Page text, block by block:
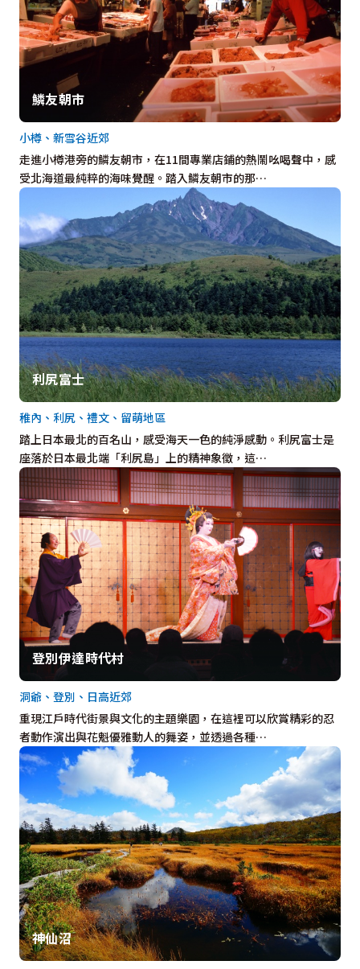
鱗友朝市
走進小樽港旁的鱗友朝市，在11間專業店鋪的熱鬧吆喝聲中，感
受北海道最純粹的海味覺醒。踏入鱗友朝市的那…
小樽、新雪谷近郊
利尻富士
踏上日本最北的百名山，感受海天一色的純淨感動。利尻富士是
座落於日本最北端「利尻島」上的精神象徵，這…
稚內、利尻、禮文、留萌地區
登別伊達時代村
重現江戶時代街景與文化的主題樂園，在這裡可以欣賞精彩的忍
者動作演出與花魁優雅動人的舞姿，並透過各種…
洞爺、登別、日高近郊
神仙沼